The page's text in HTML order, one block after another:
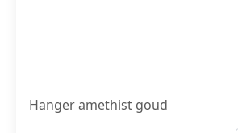
Hanger amethist goud